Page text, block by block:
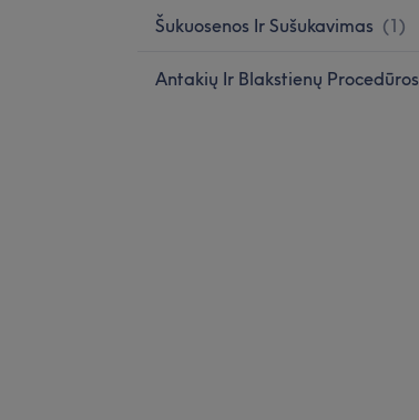
Šukuosenos Ir Sušukavimas (1)
Antakių Ir Blakstienų Procedūros